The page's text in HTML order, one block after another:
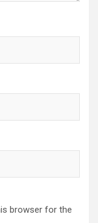
browser for the